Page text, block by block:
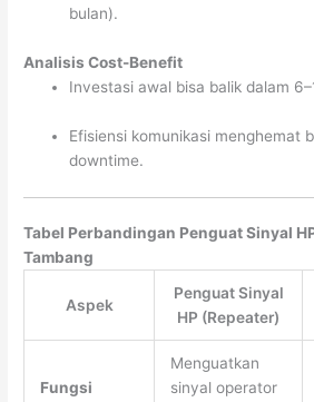
bulan).
Analisis Cost-Benefit
Investasi awal bisa balik dalam
Efisiensi komunikasi menghemat
downtime.
Tabel Perbandingan Penguat Sinyal
Tambang
Aspek
Penguat Sinyal
HP (Repeater)
Fungsi
Menguatkan
sinyal operator